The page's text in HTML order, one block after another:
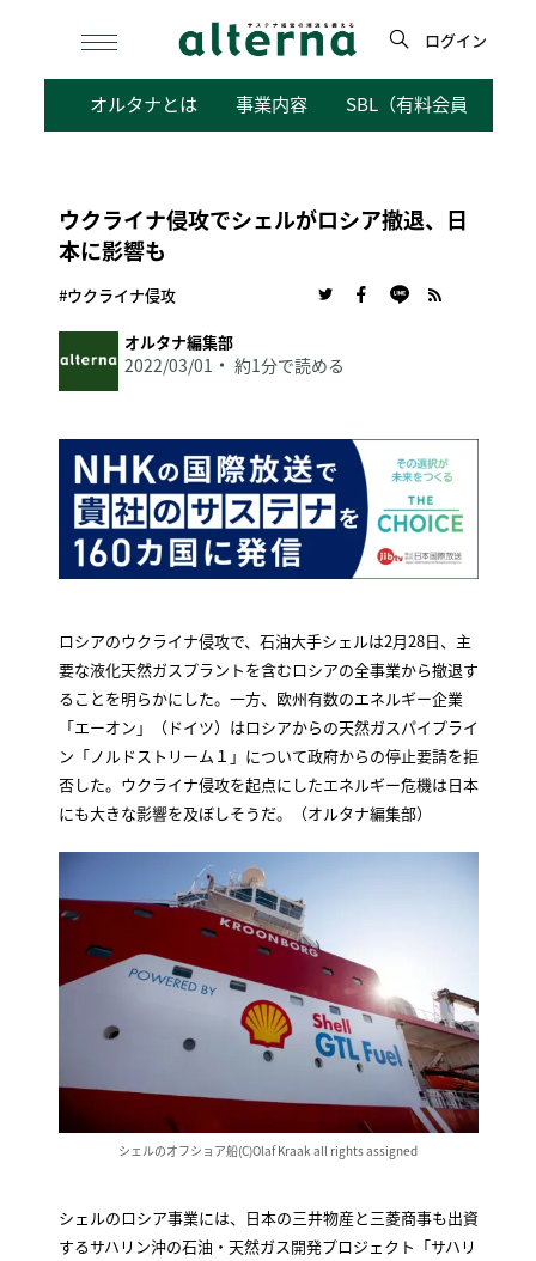
検
ログイン
オルタナとは 事業内容 SBL（有料会員向けサ
ウクライナ侵攻でシェルがロシア撤退、日
本に影響も
#ウクライナ侵攻
オルタナ編集部
2022/03/01 約1分で読める
ロシアのウクライナ侵攻で、石油大手シェルは2月28日、主
要な液化天然ガスプラントを含むロシアの全事業から撤退す
ることを明らかにした。一方、欧州有数のエネルギー企業
「エーオン」（ドイツ）はロシアからの天然ガスパイプライ
ン「ノルドストリーム１」について政府からの停止要請を拒
否した。ウクライナ侵攻を起点にしたエネルギー危機は日本
にも大きな影響を及ぼしそうだ。（オルタナ編集部）
シェルのオフショア船(C)Olaf Kraak all rights assigned
シェルのロシア事業には、日本の三井物産と三菱商事も出資
するサハリン沖の石油・天然ガス開発プロジェクト「サハリ